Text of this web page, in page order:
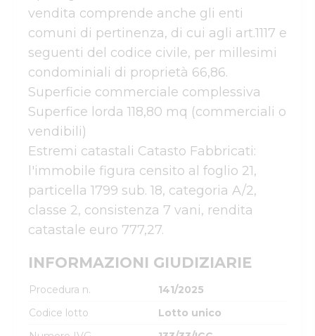
vendita comprende anche gli enti
comuni di pertinenza, di cui agli art.1117 e
seguenti del codice civile, per millesimi
condominiali di proprietà 66,86.
Superficie commerciale complessiva
Superfice lorda 118,80 mq (commerciali o
vendibili)
Estremi catastali Catasto Fabbricati:
l'immobile figura censito al foglio 21,
particella 1799 sub. 18, categoria A/2,
classe 2, consistenza 7 vani, rendita
INFORMAZIONI GIUDIZIARIE
Procedura n.
141/2025
Codice lotto
Lotto unico